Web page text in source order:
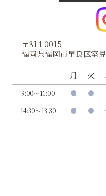
〒814-0015
福岡県福岡市早良区室
月
火
9:00～13:00
14:30～18:30